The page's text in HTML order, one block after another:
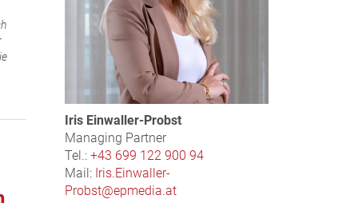
Iris Einwaller-Probst
Managing Partner
Tel.:+43 699 122 900 94
Mail: Iris.Einwaller-
Probst@epmedia.at